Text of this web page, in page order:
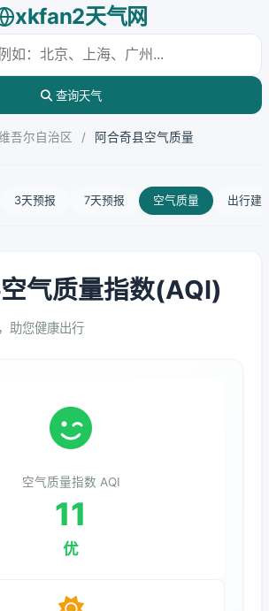
xkfan2天气网
查询天气
吾尔自治区 / 阿合奇县空气质量
3天预报 7天预报 空气质量 出行建
气质量指数(AQI)
助您健康出行
空气质量指数 AQI
11
优